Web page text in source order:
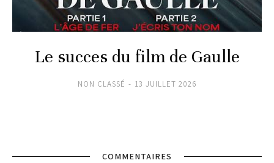
Le succes du film de Gaulle
NON CLASSÉ 13 JUILLET 2026
COMMENTAIRES